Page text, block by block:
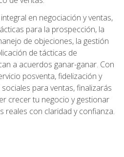
en negociación y ventas,
para la prospección, la
de objeciones, la gestión
de tácticas de
a acuerdos ganar-ganar. Con
posventa, fidelización y
para ventas, finalizarás
crecer tu negocio y gestionar
reales con claridad y confianza.